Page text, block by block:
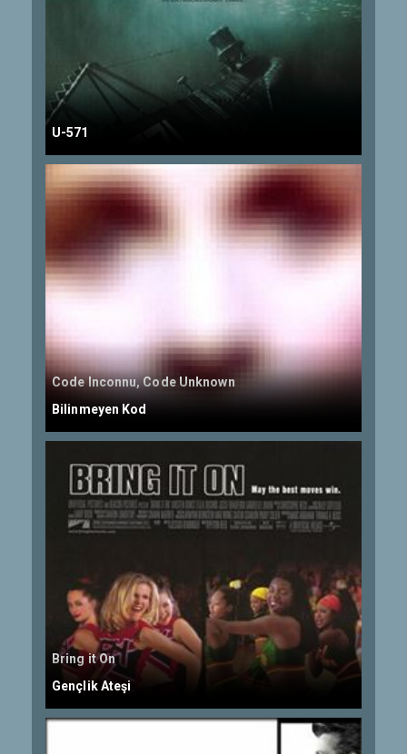
U-571
Code Inconnu, Code Unknown
Bilinmeyen Kod
Bring it On
Gençlik Ateşi